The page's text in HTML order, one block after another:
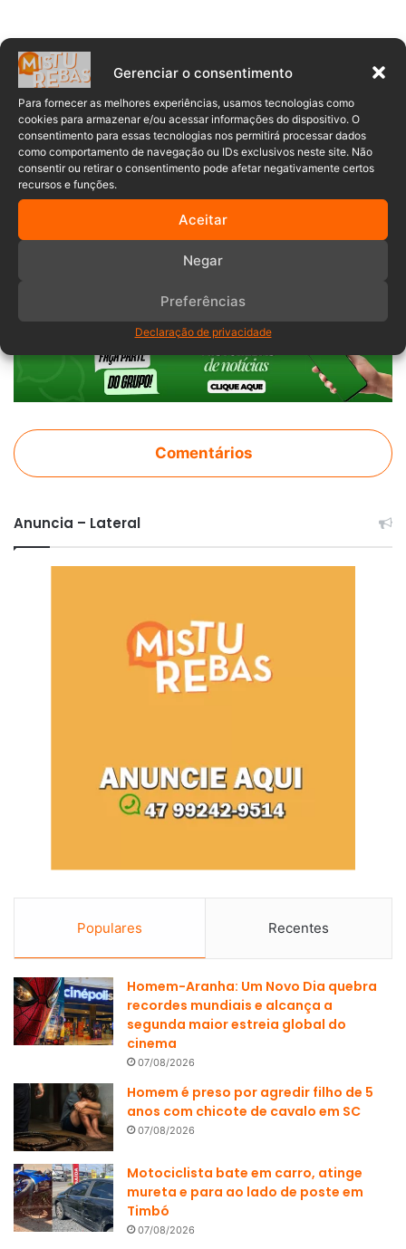
Gerenciar o consentimento
Para fornecer as melhores experiências, usamos tecnologias como
cookies para armazenar e/ou acessar informações do dispositivo. O
consentimento para essas tecnologias nos permitirá processar dados
como comportamento de navegação ou IDs exclusivos neste site. Não
consentir ou retirar o consentimento pode afetar negativamente certos
recursos e funções.
Aceitar
Negar
Preferências
Declaração de privacidade
Santa Catarina
Comentários
Anuncia – Lateral
Populares Recentes
Homem-Aranha: Um Novo Dia quebra
recordes mundiais e alcança a
segunda maior estreia global do
cinema
07/08/2026
Homem é preso por agredir filho de 5
anos com chicote de cavalo em SC
07/08/2026
Motociclista bate em carro, atinge
mureta e para ao lado de poste em
Timbó
07/08/2026